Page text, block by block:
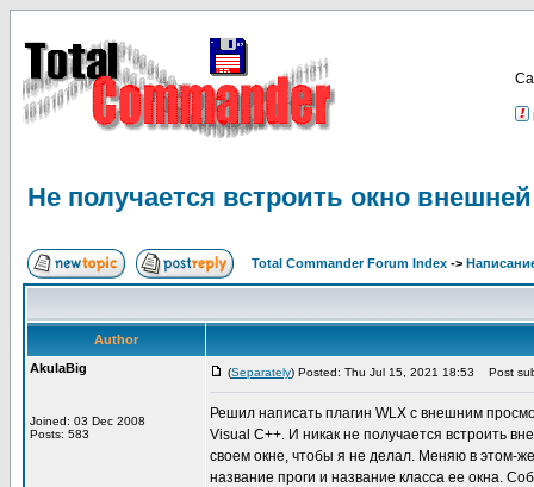
Не получается встроить окно
Total Commander Forum Index ->
Author
AkulaBig
Joined: 03 Dec 2008
Posts: 583
(Separately) Posted: Thu Jul 15, 2021 18:53 Post
Решил написать плагин WLX с внешним
Visual C++. И никак не получается встроить
своем окне, чтобы я не делал. Меняю в этом-
название проги и название класса ее окна.